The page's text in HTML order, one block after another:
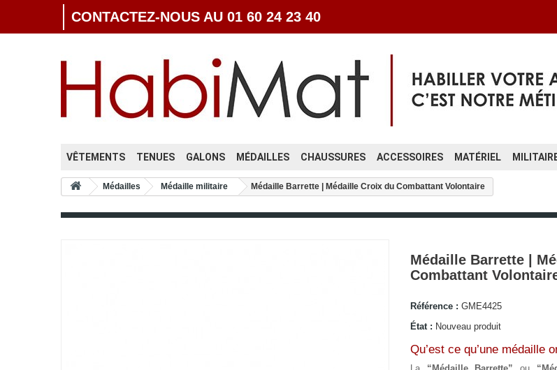
CONTACTEZ-NOUS AU 01 60 24 23 40
VÊTEMENTS TENUES GALONS MÉDAILLES CHAUSSURES ACCESSOIRES MATÉRIEL
Médailles Médaille militaire Médaille Barrette | Médaille Croix du Combattant Volontaire
Médaille Barrette |
Combattant
Référence : GME4425
État : Nouveau produit
Qu’est ce qu’une médaille